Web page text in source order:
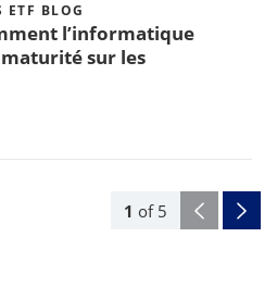
1 of 5
ETF BLOG
l’informatique
sur les